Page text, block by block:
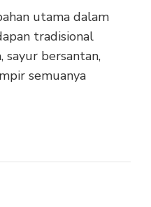
utama dalam
tradisional
sayur bersantan,
semuanya